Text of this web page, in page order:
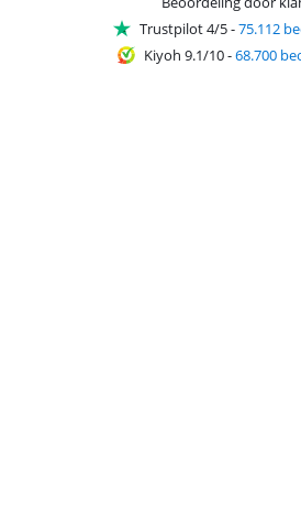
Trustpilot 4/5-75.112
Kiyoh 9.1/10-68.700